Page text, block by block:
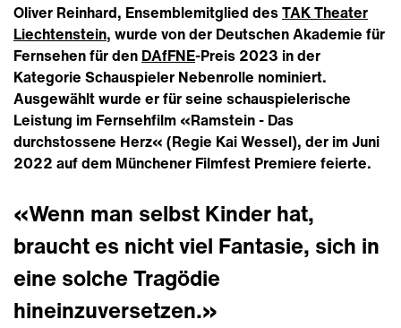
Oliver Reinhard, Ensemblemitglied desTAK Theater
Liechtenstein, wurde von der Deutschen Akademie für
Fernsehen für den DAfFNE-Preis 2023 in der
Kategorie Schauspieler Nebenrolle nominiert.
Ausgewählt wurde er für seine schauspielerische
Leistung im Fernsehfilm «Ramstein - Das
durchstossene Herz« (Regie Kai Wessel), der im Juni
2022 auf dem Münchener Filmfest Premiere feierte.
«Wenn man selbst Kinder hat,
braucht es nicht viel Fantasie, sich in
eine solche Tragödie
hineinzuversetzen.»